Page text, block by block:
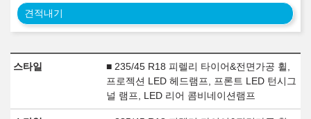
견적내기
스타일
■ 235/45 R18 피렐리 타이어&전면가공 휠,
프로젝션 LED 헤드램프, 프론트 LED 턴시그
널 램프, LED 리어 콤비네이션램프